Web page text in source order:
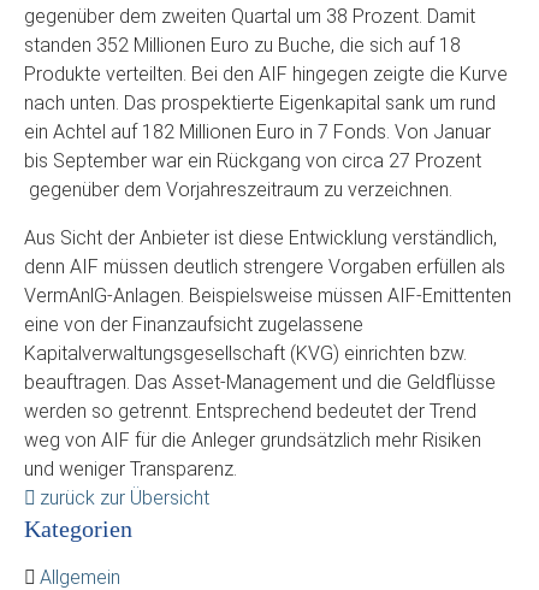
gegenüber dem zweiten Quartal um 38 Prozent. Damit
standen 352 Millionen Euro zu Buche, die sich auf 18
Produkte verteilten. Bei den AIF hingegen zeigte die Kurve
nach unten. Das prospektierte Eigenkapital sank um rund
ein Achtel auf 182 Millionen Euro in 7 Fonds. Von Januar
bis September war ein Rückgang von circa 27 Prozent
gegenüber dem Vorjahreszeitraum zu verzeichnen.
Aus Sicht der Anbieter ist diese Entwicklung verständlich,
denn AIF müssen deutlich strengere Vorgaben erfüllen als
VermAnlG-Anlagen. Beispielsweise müssen AIF-Emittenten
eine von der Finanzaufsicht zugelassene
Kapitalverwaltungsgesellschaft (KVG) einrichten bzw.
beauftragen. Das Asset-Management und die Geldflüsse
werden so getrennt. Entsprechend bedeutet der Trend
weg von AIF für die Anleger grundsätzlich mehr Risiken
und weniger Transparenz.
zurück zur Übersicht
Kategorien
Allgemein